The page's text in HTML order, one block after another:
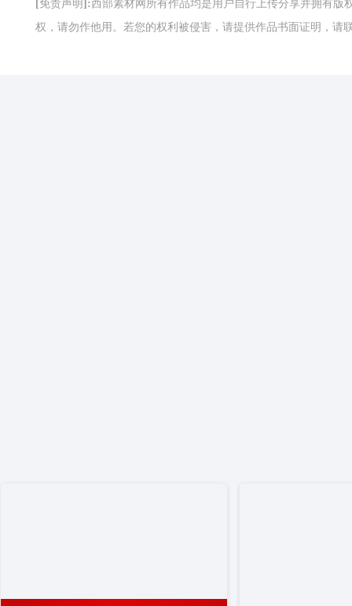
[免责声明]:西部素材网所有作品均是用户自行上传分享并拥有版
权，请勿作他用。若您的权利被侵害，请提供作品书面证明，请